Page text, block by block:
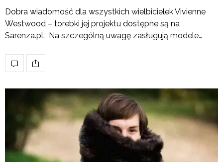
Dobra wiadomość dla wszystkich wielbicielek Vivienne
Westwood – torebki jej projektu dostępne są na
Sarenza.pl. Na szczególną uwagę zasługują modele…